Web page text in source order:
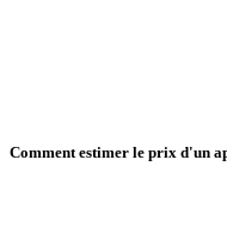
Comment estimer le prix d'un